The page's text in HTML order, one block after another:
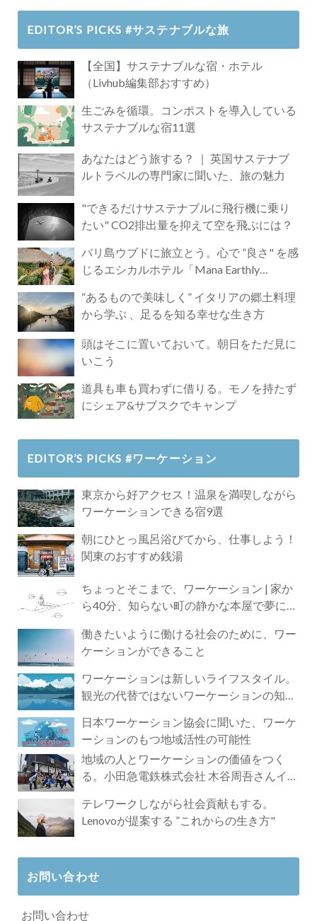
EDITOR’S PICKS #サステナブルな旅
【全国】サステナブルな宿・ホテル
（Livhub編集部おすすめ）
生ごみを循環。コンポストを導入している
サステナブルな宿11選
あなたはどう旅する？ ｜ 英国サステナブ
ルトラベルの専門家に聞いた、旅の魅力
"できるだけサステナブルに飛行機に乗り
たい" CO2排出量を抑えて空を飛ぶには？
バリ島ウブドに旅立とう。心で ”良さ" を感
じるエシカルホテル「Mana Earthly
“あるもので美味しく” イタリアの郷土料理
から学ぶ 、足るを知る幸せな生き方
頭はそこに置いておいて。朝日をただ見に
いこう
道具も車も買わずに借りる。モノを持たず
にシェア&サブスクでキャンプ
EDITOR’S PICKS #ワーケーション
東京から好アクセス！温泉を満喫しながら
ワーケーションできる宿9選
朝にひとっ風呂浴びてから、仕事しよう！
関東のおすすめ銭湯
ちょっとそこまで、ワーケーション | 家か
ら40分、知らない町の静かな本屋で夢に近
働きたいように働ける社会のために、ワー
ケーションができること
ワーケーションは新しいライフスタイル。
観光の代替ではないワーケーションの知ら
日本ワーケーション協会に聞いた、ワーケ
ーションのもつ地域活性の可能性
地域の人とワーケーションの価値をつく
る。小田急電鉄株式会社 木谷周吾さんイン
テレワークしながら社会貢献もする。
Lenovoが提案する ”これからの生き方"
お問い合わせ
お問い合わせ